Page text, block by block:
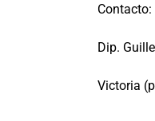
Contacto:
Dip.
Victoria